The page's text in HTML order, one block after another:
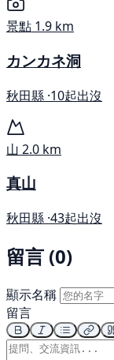
景點 1.9 km
カンカネ洞
秋田縣 ·10起出沒
山 2.0 km
真山
秋田縣 ·43起出沒
留言 (0)
顯示名稱
留言